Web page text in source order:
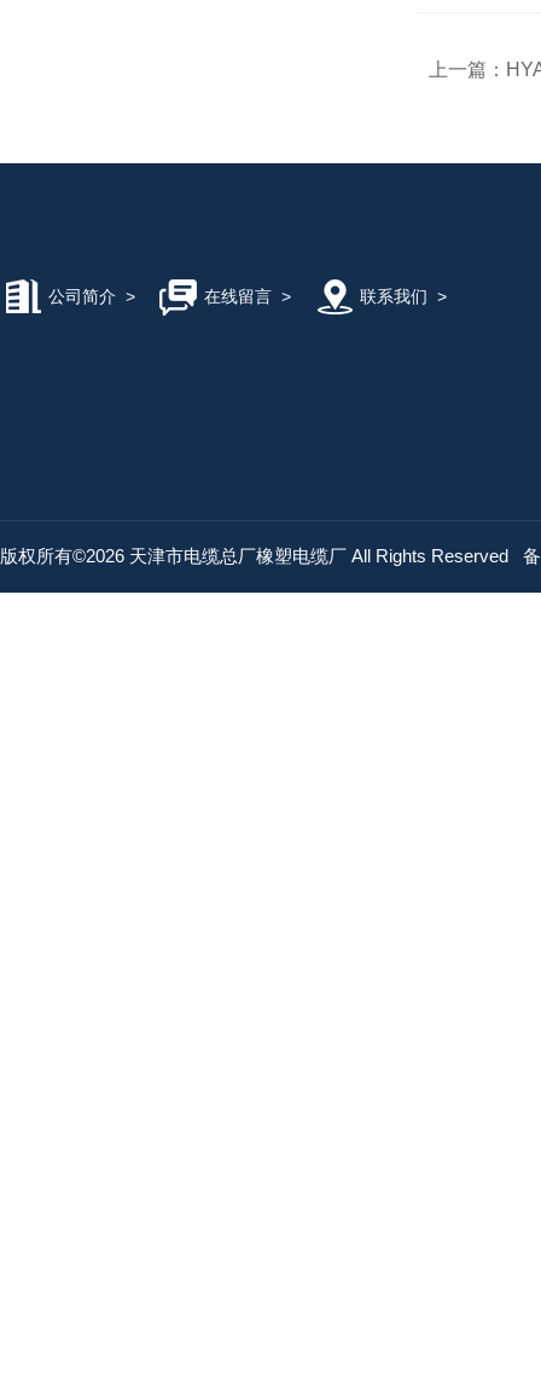
上一篇：
公司简介 > 在线留言> 联系我们 >
版权所有©2026 天津市电缆总厂橡塑电缆厂 All Rights Reserved